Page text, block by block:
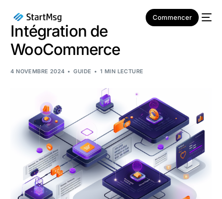
Commencer
Intégration de
WooCommerce
4 NOVEMBRE 2024 GUIDE 1 MIN LECTURE